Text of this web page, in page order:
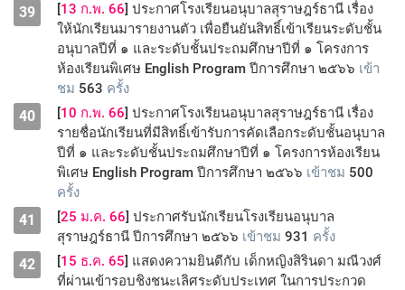
39 [13 ก.พ. 66] ประกาศโรงเรียนอนุบาลสุราษฎร์ธานี เรื่อง
ให้นักเรียนมารายงานตัว เพื่อยืนยันสิทธิ์เข้าเรียนระดับชั้น
อนุบาลปีที่ ๑ และระดับชั้นประถมศึกษาปีที่ ๑ โครงการ
ห้องเรียนพิเศษ English Program ปีการศึกษา ๒๕๖๖ เข้า
ชม 563 ครั้ง
40 [10 ก.พ. 66] ประกาศโรงเรียนอนุบาลสุราษฎร์ธานี เรื่อง
รายชื่อนักเรียนที่มีสิทธิ์เข้ารับการคัดเลือกระดับชั้นอนุบาล
ปีที่ ๑ และระดับชั้นประถมศึกษาปีที่ ๑ โครงการห้องเรียน
พิเศษ English Program ปีการศึกษา ๒๕๖๖ เข้าชม 500
ครั้ง
41 [25 ม.ค. 66] ประกาศรับนักเรียนโรงเรียนอนุบาล
สุราษฎร์ธานี ปีการศึกษา ๒๕๖๖ เข้าชม 931 ครั้ง
42 [15 ธ.ค. 65] แสดงความยินดีกับ เด็กหญิงสิรินดา มณีวงศ์
ที่ผ่านเข้ารอบชิงชนะเลิศระดับประเทศ ในการประกวด